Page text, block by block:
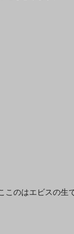
のはエビスの生